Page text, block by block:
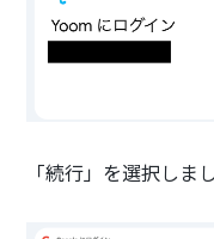
「続行」を選択しま